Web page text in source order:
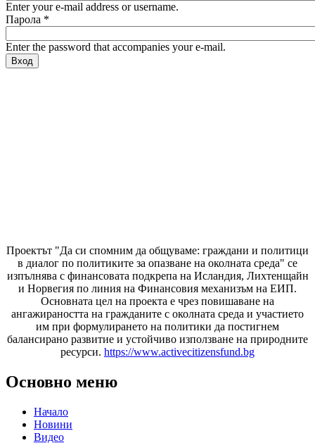
Enter your e-mail address or username.
Парола *
Enter the password that accompanies your e-mail.
Проектът "Да си спомним да общуваме: граждани и политици
в диалог по политиките за опазване на околната среда" се
изпълнява с финансовата подкрепа на Исландия, Лихтенщайн
и Норвегия по линия на Финансовия механизъм на ЕИП.
Основната цел на проекта е чрез повишаване на
ангажираността на гражданите с околната среда и участието
им при формулирането на политики да постигнем
балансирано развитие и устойчиво използване на природните
ресурси. https://www.activecitizensfund.bg
Основно меню
Начало
Новини
Видео